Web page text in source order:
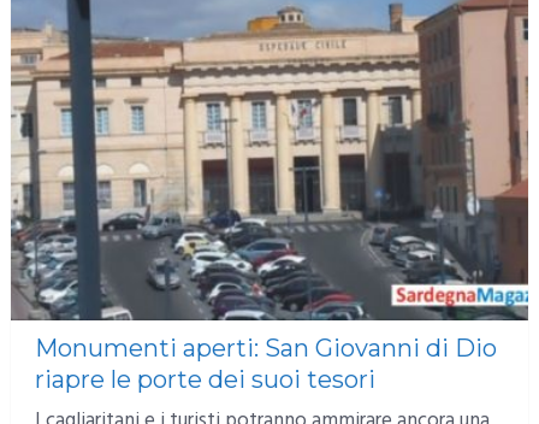
Monumenti aperti: San Giovanni di Dio
riapre le porte dei suoi tesori